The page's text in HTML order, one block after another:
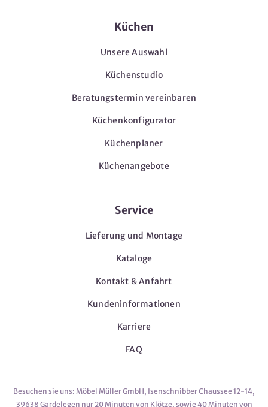
Küchen
Unsere Auswahl
Küchenstudio
Beratungstermin vereinbaren
Küchenkonfigurator
Küchenplaner
Küchenangebote
Service
Lieferung und Montage
Kataloge
Kontakt & Anfahrt
Kundeninformationen
Karriere
FAQ
Besuchen sie uns: Möbel Müller GmbH, Isenschnibber Chaussee 12-14,
39638 Gardelegen nur 20 Minuten von Klötze, sowie 40 Minuten von